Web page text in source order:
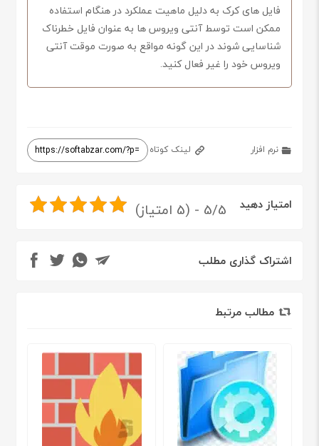
فایل های کرک به دلیل ماهیت عملکرد در هنگام استفاده
ممکن است توسط آنتی ویروس ها به عنوان فایل خطرناک
شناسایی شوند در این گونه مواقع به صورت موقت آنتی
ویروس خود را غیر فعال کنید.
نرم افزار لینک کوتاه
امتیاز دهید 5/5 - (5 امتیاز)
اشتراک گذاری مطلب
مطالب مرتبط